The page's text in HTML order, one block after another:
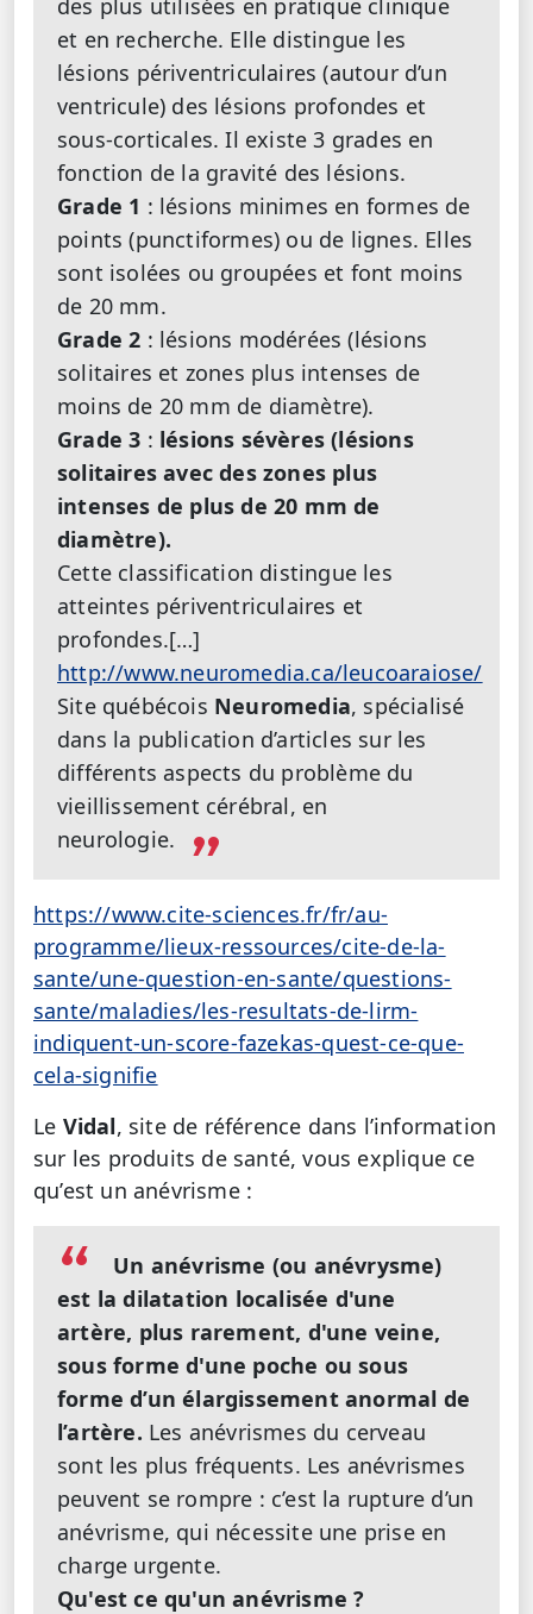
et en recherche. Elle distingue les
lésions périventriculaires (autour d’un
ventricule) des lésions profondes et
sous-corticales. Il existe 3 grades en
fonction de la gravité des lésions.
Grade 1 : lésions minimes en formes de
points (punctiformes) ou de lignes. Elles
sont isolées ou groupées et font moins
de 20 mm.
Grade 2 : lésions modérées (lésions
solitaires et zones plus intenses de
moins de 20 mm de diamètre).
Grade 3 : lésions sévères (lésions
solitaires avec des zones plus
intenses de plus de 20 mm de
diamètre).
Cette classification distingue les
atteintes périventriculaires et
profondes.[…]
http://www.neuromedia.ca/leucoaraiose/
Site québécois Neuromedia, spécialisé
dans la publication d’articles sur les
différents aspects du problème du
vieillissement cérébral, en
neurologie.
https://www.cite-sciences.fr/fr/au-
programme/lieux-ressources/cite-de-la-
sante/une-question-en-sante/questions-
sante/maladies/les-resultats-de-lirm-
indiquent-un-score-fazekas-quest-ce-que-
cela-signifie
Le Vidal, site de référence dans l’information
sur les produits de santé, vous explique ce
qu’est un anévrisme :
Un anévrisme (ou anévrysme)
est la dilatation localisée d'une
artère, plus rarement, d'une veine,
sous forme d'une poche ou sous
forme d’un élargissement anormal de
l’artère. Les anévrismes du cerveau
sont les plus fréquents. Les anévrismes
peuvent se rompre : c’est la rupture d’un
anévrisme, qui nécessite une prise en
charge urgente.
Qu'est ce qu'un anévrisme ?